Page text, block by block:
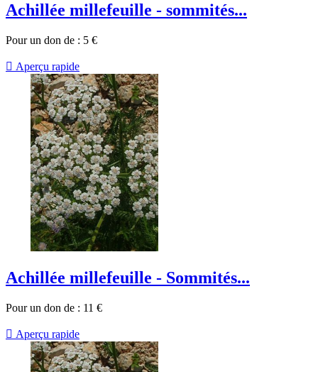
Achillée millefeuille - sommités...
Pour un don de : 5 €
 Aperçu rapide
Achillée millefeuille - Sommités...
Pour un don de : 11 €
 Aperçu rapide